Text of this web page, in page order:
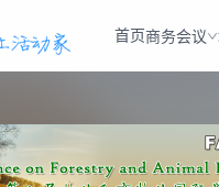
首页商务会议